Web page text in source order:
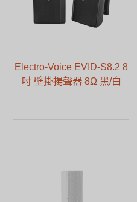
Electro-Voice EVID-S8.2 8
吋 壁掛揚聲器 8Ω 黑/白